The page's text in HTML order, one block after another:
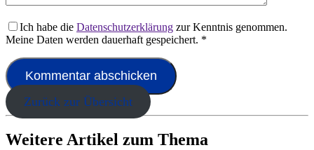
Ich habe die Datenschutzerklärung zur Kenntnis genommen.
Meine Daten werden dauerhaft gespeichert. *
Zurück zur Übersicht
Weitere Artikel zum Thema